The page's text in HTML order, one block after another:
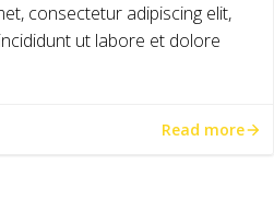
consectetur adipiscing elit,
ut labore et dolore
Read more